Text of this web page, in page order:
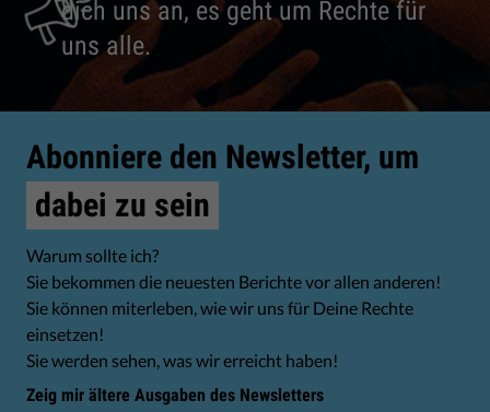
dich uns an, es geht um Rechte für
uns alle.
Abonniere den Newsletter, um
dabei zu sein
Warum sollte ich?
Sie bekommen die neuesten Berichte vor allen anderen!
Sie können miterleben, wie wir uns für Deine Rechte
einsetzen!
Sie werden sehen, was wir erreicht haben!
Zeig mir ältere Ausgaben des Newsletters